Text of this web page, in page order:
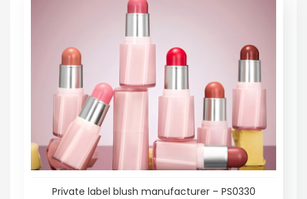
Private label blush manufacturer – PS0330